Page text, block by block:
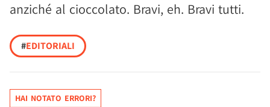
anziché al cioccolato. Bravi, eh. Bravi tutti.
#EDITORIALI
HAI NOTATO ERRORI?